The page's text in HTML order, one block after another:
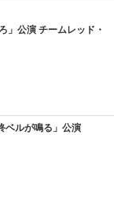
」公演 チームレッド・
ベルが鳴る」公演